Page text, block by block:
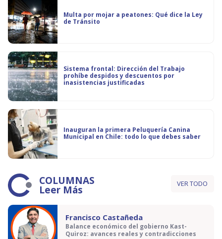
Multa por mojar a peatones: Qué dice la Ley
de Tránsito
Sistema frontal: Dirección del Trabajo
prohíbe despidos y descuentos por
inasistencias justificadas
Inauguran la primera Peluquería Canina
Municipal en Chile: todo lo que debes saber
COLUMNAS
Leer Más VER TODO
Francisco Castañeda
Balance económico del gobierno Kast-
Quiroz: avances reales y contradicciones